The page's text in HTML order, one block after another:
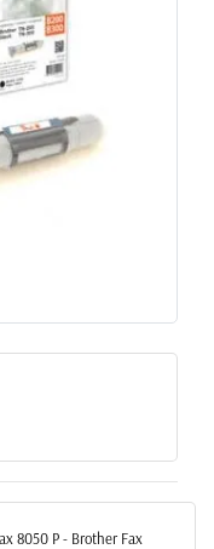
8050 P - Brother Fax